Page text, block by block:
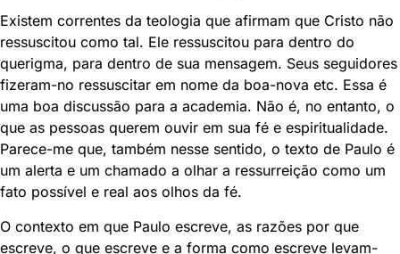
Existem correntes da teologia que afirmam que Cristo não
ressuscitou como tal. Ele ressuscitou para dentro do
querigma, para dentro de sua mensagem. Seus seguidores
fizeram-no ressuscitar em nome da boa-nova etc. Essa é
uma boa discussão para a academia. Não é, no entanto, o
que as pessoas querem ouvir em sua fé e espiritualidade.
Parece-me que, também nesse sentido, o texto de Paulo é
um alerta e um chamado a olhar a ressurreição como um
fato possível e real aos olhos da fé.
O contexto em que Paulo escreve, as razões por que
escreve, o que escreve e a forma como escreve levam-